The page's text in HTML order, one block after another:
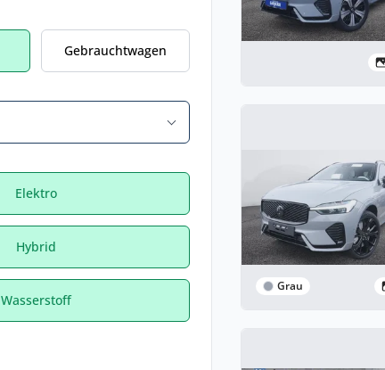
Gebrauchtwagen
Elektro
Hybrid
Wasserstoff
Grau